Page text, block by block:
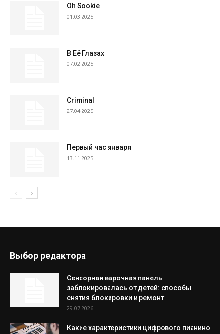
Oh Sookie
01.03.2025
В Её Глазах
07.02.2025
Criminal
27.04.2025
Первый час января
13.11.2025
Выбор редактора
Сенсорная варочная панель
заблокировалась от детей: способы
снятия блокировки и ремонт
29.07.2026
Какие характеристики цифрового пианино